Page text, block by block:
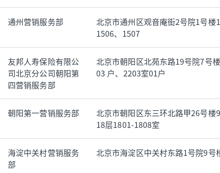
通州营销服务部
北京市通州区观音庵街2号院1号楼
1506、1507
友邦人寿保险有限公
司北京分公司朝阳第
四营销服务部
北京市朝阳区北苑东路19号院7号
03 户、2203室01户
朝阳第一营销服务部
北京市朝阳区东三环北路甲26号楼
18层1801-1808室
海淀中关村营销服务
部
北京市海淀区中关村东路1号院9号